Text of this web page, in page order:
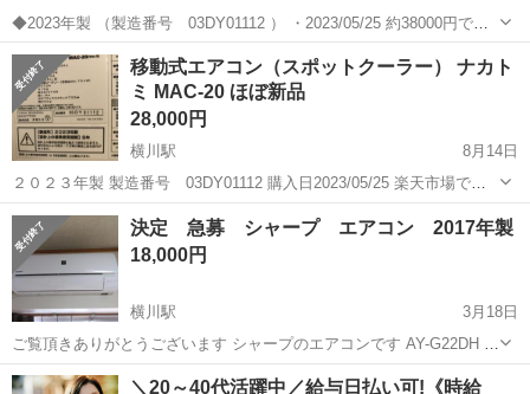
◆2023年製 （製造番号 03DY01112 ） ・2023/05/25 約38000円でネ
ットで購入 ・保証書付き（保証期間内） ・その他の付属品、説明
書等は完備 ・付属品の窓枠は切断しましたが、 通...
広島 広島市 横川駅 季節、空調家電 延長コード
移動式エアコン（スポットクーラー） ナカト
ミ MAC-20 ほぼ新品
28,000円
横川駅
8月14日
２０２３年製 製造番号 03DY01112 購入日2023/05/25 楽天市場で約
38000円で購入 どこにでも置ける移動式エアコンです。暑い夏を快適
にお過ごし下さい！ コンパクトでキャスター付きなので、...
広島 広島市 横川駅 季節、空調家電
決定 急募 シャープ エアコン 2017年製
18,000円
横川駅
3月18日
ご覧頂きありがとうございます シャープのエアコンです AY-G22DH 問
題なく動きます お受け渡しは西区横川付近となります お受け渡し日時
広島 広島市 季節、空調家電 シャープ
＼20～40代活躍中／給与日払い可!《時給